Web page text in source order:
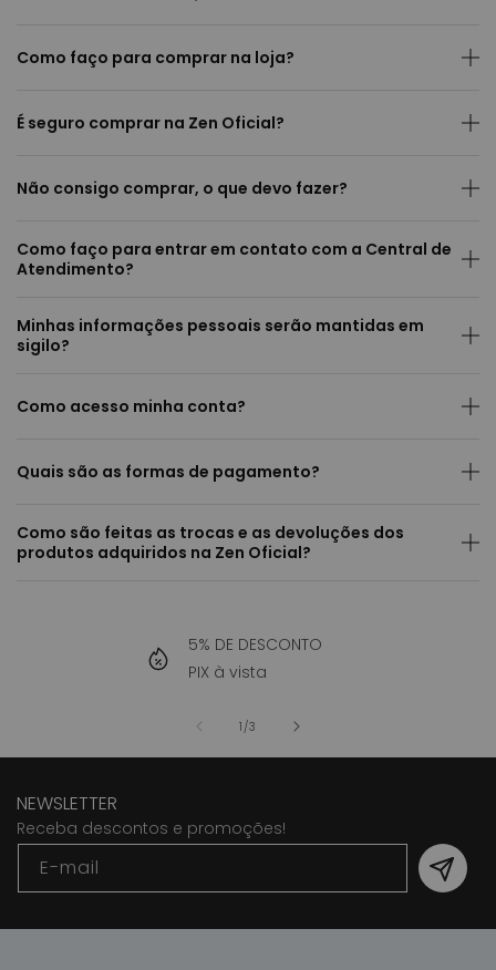
Como faço para comprar na loja?
É seguro comprar na Zen Oficial?
Não consigo comprar, o que devo fazer?
Como faço para entrar em contato com a Central de
Atendimento?
Minhas informações pessoais serão mantidas em
sigilo?
Como acesso minha conta?
Quais são as formas de pagamento?
Como são feitas as trocas e as devoluções dos
produtos adquiridos na Zen Oficial?
5% DE DESCONTO
PIX à vista
1 /de
3
NEWSLETTER
Receba descontos e promoções!
E-mail